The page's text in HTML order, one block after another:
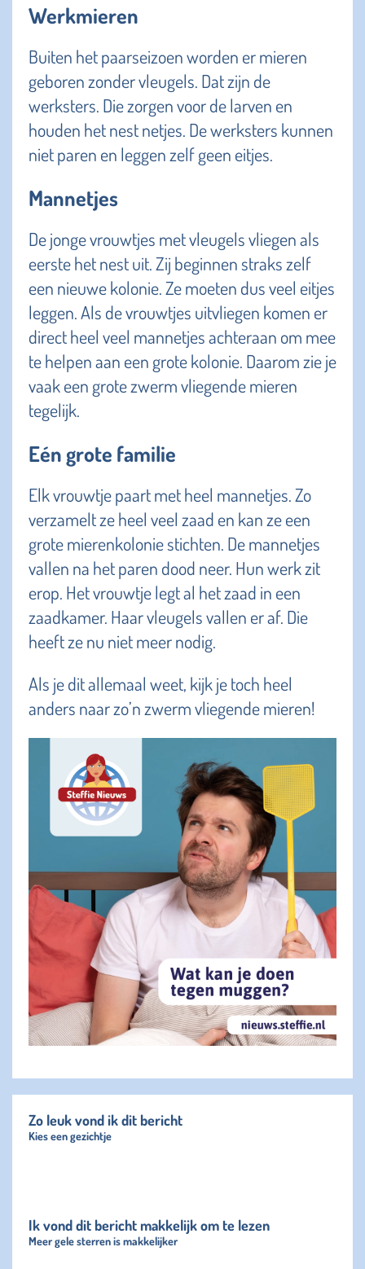
Werkmieren
Buiten het paarseizoen worden er mieren
geboren zonder vleugels. Dat zijn de
werksters. Die zorgen voor de larven en
houden het nest netjes. De werksters kunnen
niet paren en leggen zelf geen eitjes.
Mannetjes
De jonge vrouwtjes met vleugels vliegen als
eerste het nest uit. Zij beginnen straks zelf
een nieuwe kolonie. Ze moeten dus veel eitjes
leggen. Als de vrouwtjes uitvliegen komen er
direct heel veel mannetjes achteraan om mee
te helpen aan een grote kolonie. Daarom zie je
vaak een grote zwerm vliegende mieren
tegelijk.
Eén grote familie
Elk vrouwtje paart met heel mannetjes. Zo
verzamelt ze heel veel zaad en kan ze een
grote mierenkolonie stichten. De mannetjes
vallen na het paren dood neer. Hun werk zit
erop. Het vrouwtje legt al het zaad in een
zaadkamer. Haar vleugels vallen er af. Die
heeft ze nu niet meer nodig.
Als je dit allemaal weet, kijk je toch heel
anders naar zo’n zwerm vliegende mieren!
Zo leuk vond ik dit bericht
Kies een gezichtje
Ik vond dit bericht makkelijk om te lezen
Meer gele sterren is makkelijker